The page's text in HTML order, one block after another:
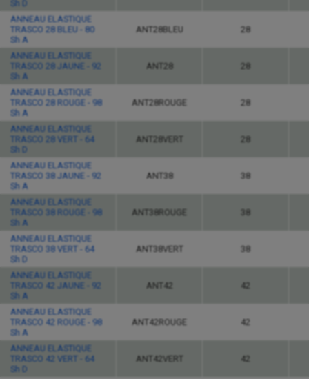
Sh D
ANNEAU ELASTIQUE
TRASCO 28 BLEU - 80
Sh A
ANT28BLEU 28
ANNEAU ELASTIQUE
TRASCO 28 JAUNE - 92
Sh A
ANT28 28
ANNEAU ELASTIQUE
TRASCO 28 ROUGE - 98
Sh A
ANT28ROUGE 28
ANNEAU ELASTIQUE
TRASCO 28 VERT - 64
Sh D
ANT28VERT 28
ANNEAU ELASTIQUE
TRASCO 38 JAUNE - 92
Sh A
ANT38 38
ANNEAU ELASTIQUE
TRASCO 38 ROUGE - 98
Sh A
ANT38ROUGE 38
ANNEAU ELASTIQUE
TRASCO 38 VERT - 64
Sh D
ANT38VERT 38
ANNEAU ELASTIQUE
TRASCO 42 JAUNE - 92
Sh A
ANT42 42
ANNEAU ELASTIQUE
TRASCO 42 ROUGE - 98
Sh A
ANT42ROUGE 42
ANNEAU ELASTIQUE
TRASCO 42 VERT - 64
Sh D
ANT42VERT 42